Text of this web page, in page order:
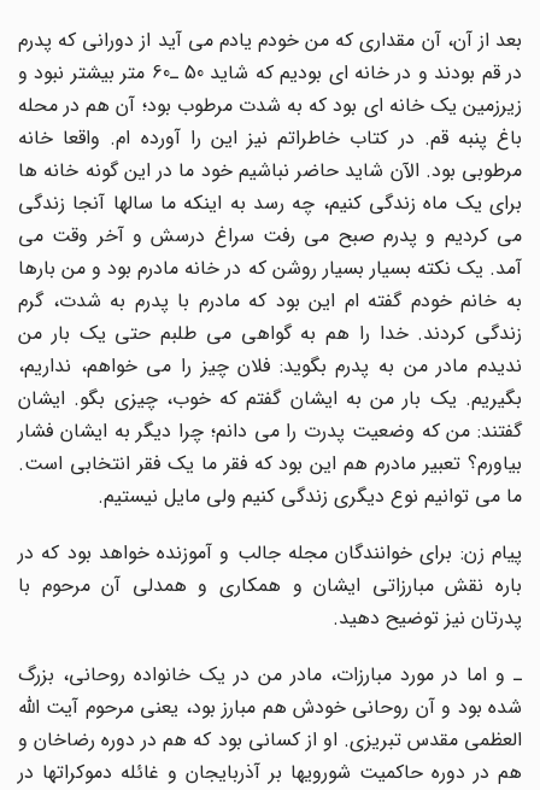
بعد از آن، آن مقداری که من خودم یادم می آید از دورانی که پدرم
در قم بودند و در خانه ای بودیم که شاید 50 ـ60 متر بیشتر نبود و
زیرزمین یک خانه ای بود که به شدت مرطوب بود؛ آن هم در محله
باغ پنبه قم. در کتاب خاطراتم نیز این را آورده ام. واقعا خانه
مرطوبی بود. الآن شاید حاضر نباشیم خود ما در این گونه خانه ها
برای یک ماه زندگی کنیم، چه رسد به اینکه ما سالها آنجا زندگی
می کردیم و پدرم صبح می رفت سراغ درسش و آخر وقت می
آمد. یک نکته بسیار بسیار روشن که در خانه مادرم بود و من بارها
به خانم خودم گفته ام این بود که مادرم با پدرم به شدت، گرم
زندگی کردند. خدا را هم به گواهی می طلبم حتی یک بار من
ندیدم مادر من به پدرم بگوید: فلان چیز را می خواهم، نداریم،
بگیریم. یک بار من به ایشان گفتم که خوب، چیزی بگو. ایشان
گفتند: من که وضعیت پدرت را می دانم؛ چرا دیگر به ایشان فشار
بیاورم؟ تعبیر مادرم هم این بود که فقر ما یک فقر انتخابی است.
ما می توانیم نوع دیگری زندگی کنیم ولی مایل نیستیم.
پیام زن: برای خوانندگان مجله جالب و آموزنده خواهد بود که در
باره نقش مبارزاتی ایشان و همکاری و همدلی آن مرحوم با
پدرتان نیز توضیح دهید.
ـ و اما در مورد مبارزات، مادر من در یک خانواده روحانی، بزرگ
شده بود و آن روحانی خودش هم مبارز بود، یعنی مرحوم آیت اللّه
العظمی مقدس تبریزی. او از کسانی بود که هم در دوره رضاخان و
هم در دوره حاکمیت شورویها بر آذربایجان و غائله دموکراتها در